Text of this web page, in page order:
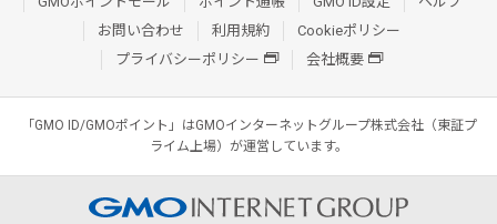
お問い合わせ
利用規約
Cookieポリシー
プライバシーポリシー
会社概要
「GMO ID/GMOポイント」はGMOインターネットグループ株式会社（東証プ
ライム上場）が運営しています。